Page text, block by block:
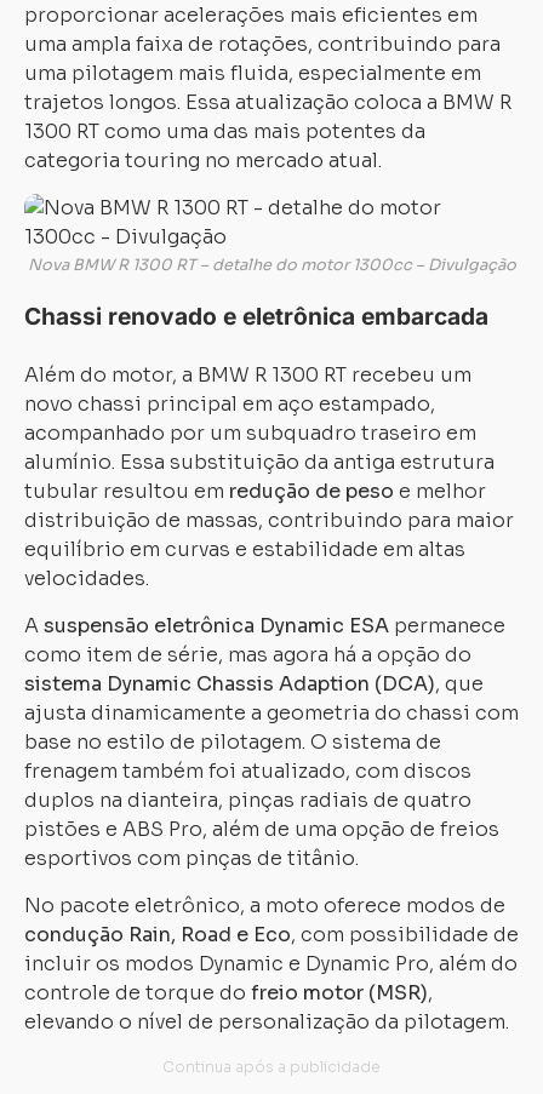
proporcionar acelerações mais eficientes em
uma ampla faixa de rotações, contribuindo para
uma pilotagem mais fluida, especialmente em
trajetos longos. Essa atualização coloca a BMW R
1300 RT como uma das mais potentes da
categoria touring no mercado atual.
Nova BMW R 1300 RT – detalhe do motor 1300cc – Divulgação
Chassi renovado e eletrônica embarcada
Além do motor, a BMW R 1300 RT recebeu um
novo chassi principal em aço estampado,
acompanhado por um subquadro traseiro em
alumínio. Essa substituição da antiga estrutura
tubular resultou em redução de peso e melhor
distribuição de massas, contribuindo para maior
equilíbrio em curvas e estabilidade em altas
velocidades.
Asuspensão eletrônica Dynamic ESA permanece
como item de série, mas agora há a opção do
sistema Dynamic Chassis Adaption (DCA), que
ajusta dinamicamente a geometria do chassi com
base no estilo de pilotagem. O sistema de
frenagem também foi atualizado, com discos
duplos na dianteira, pinças radiais de quatro
pistões e ABS Pro, além de uma opção de freios
esportivos com pinças de titânio.
No pacote eletrônico, a moto oferece modos de
condução Rain, Road e Eco, com possibilidade de
incluir os modos Dynamic e Dynamic Pro, além do
controle de torque do freio motor (MSR),
elevando o nível de personalização da pilotagem.